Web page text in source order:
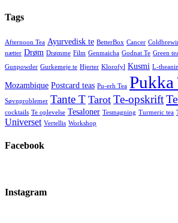
Tags
Afternoon Tea Ayurvedisk te BetterBox Cancer
nætter Drøm Drømme Film Genmaicha Godnat Te Green
Gunpowder Gurkemeje te Hjerter Klorofyl Kusmi L-
Mozambique Postcard teas Pu-erh Tea Pukka
Søvnproblemer Tante T Tarot Te-opskrift
cocktails Te oplevelse Tesaloner Tesmagning Turmeric tea
Universet Vertellis Workshop
Facebook
Instagram